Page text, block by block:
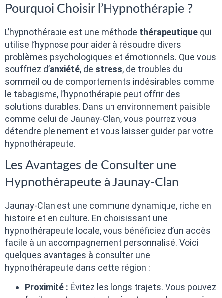
Pourquoi Choisir l’Hypnothérapie ?
L’hypnothérapie est une méthode thérapeutique qui
utilise l’hypnose pour aider à résoudre divers
problèmes psychologiques et émotionnels. Que vous
souffriez d’anxiété, de stress, de troubles du
sommeil ou de comportements indésirables comme
le tabagisme, l’hypnothérapie peut offrir des
solutions durables. Dans un environnement paisible
comme celui de Jaunay-Clan, vous pourrez vous
détendre pleinement et vous laisser guider par votre
hypnothérapeute.
Les Avantages de Consulter une
Hypnothérapeute à Jaunay-Clan
Jaunay-Clan est une commune dynamique, riche en
histoire et en culture. En choisissant une
hypnothérapeute locale, vous bénéficiez d’un accès
facile à un accompagnement personnalisé. Voici
quelques avantages à consulter une
hypnothérapeute dans cette région :
Proximité : Évitez les longs trajets. Vous pouvez